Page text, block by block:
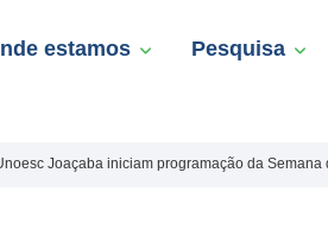
estamos Pesquisa
Joaçaba iniciam programação da Semana